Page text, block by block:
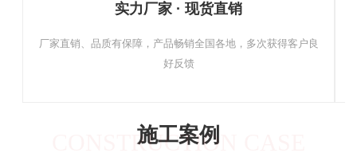
实力厂家 · 现货直销
厂家直销、品质有保障，产品畅销全国各地，多次获得客户良
好反馈
施工案例
CONSTRUCTION CASE